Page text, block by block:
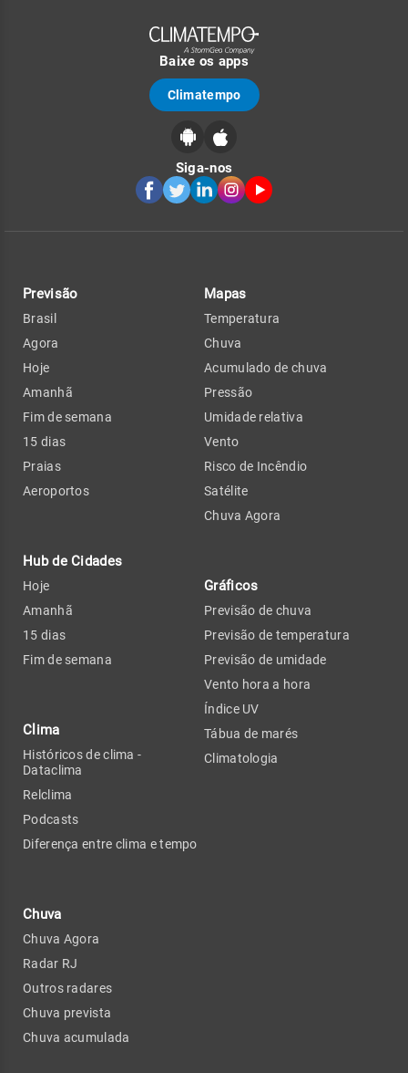
Baixe os apps
Climatempo
Siga-nos
Previsão
Brasil
Agora
Hoje
Amanhã
Fim de semana
15 dias
Praias
Aeroportos
Hub de Cidades
Hoje
Amanhã
15 dias
Fim de semana
Clima
Históricos de clima -
Dataclima
Relclima
Podcasts
Diferença entre clima e tempo
Chuva
Chuva Agora
Radar RJ
Outros radares
Chuva prevista
Chuva acumulada
Mapas
Temperatura
Chuva
Acumulado de chuva
Pressão
Umidade relativa
Vento
Risco de Incêndio
Satélite
Chuva Agora
Gráficos
Previsão de chuva
Previsão de temperatura
Previsão de umidade
Vento hora a hora
Índice UV
Tábua de marés
Climatologia